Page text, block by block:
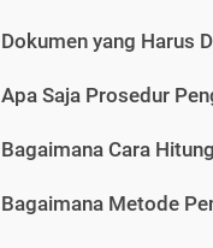
Dokumen yang Harus
Apa Saja Prosedur
Bagaimana Cara
Bagaimana Metode